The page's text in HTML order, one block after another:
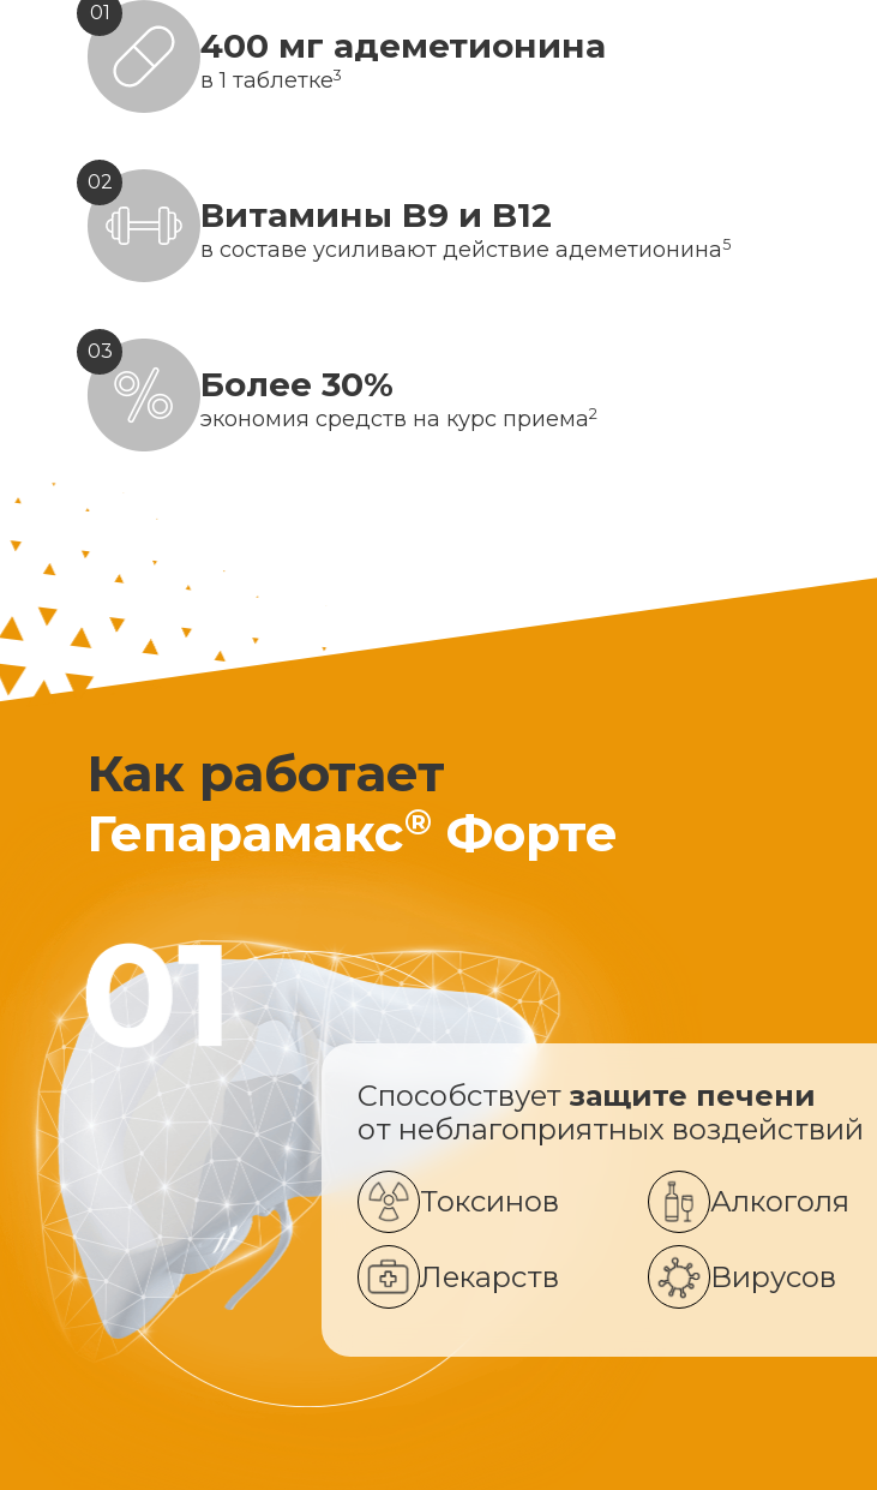
01
400 мг адеметионина
в 1 таблетке3
02
Витамины B9 и B12
в составе усиливают действие адеметионина5
03
Более 30%
экономия средств на курс приема2
Как работает
Гепарамакс® Форте
Способствует защите печени
от неблагоприятных воздействий
Токсинов Алкоголя
Лекарств Вирусов